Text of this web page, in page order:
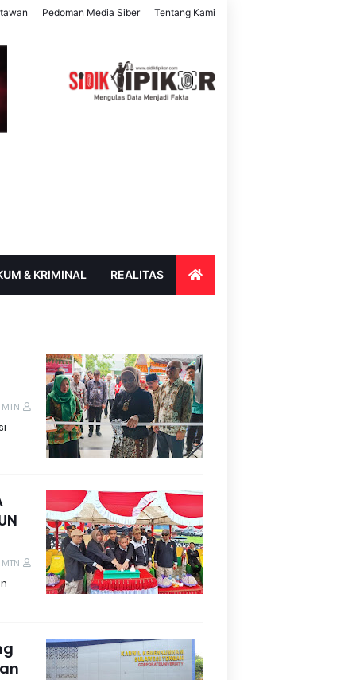
Tentang Kami
Pedoman Media Siber
REALITAS
& KRIMINAL